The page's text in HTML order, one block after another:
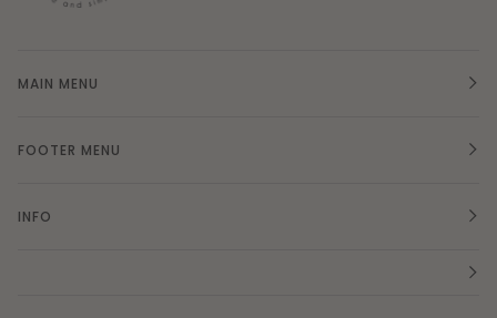
MAIN MENU
FOOTER MENU
INFO